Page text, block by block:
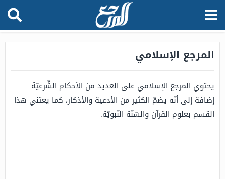
المرجع الإسلامي
يحتوي المرجع الإسلامي على العديد من الأحكام الشّرعيّة
إضافة إلى أنّه يضمّ الكثير من الأدعية والأذكار، كما يعتني هذا
القسم بعلوم القرآن والسّنّة النّبويّة.